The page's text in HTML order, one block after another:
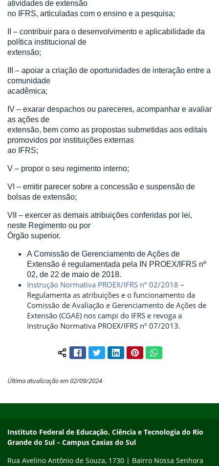
atividades de extensão
no IFRS, articuladas com o ensino e a pesquisa;
II – contribuir para o desenvolvimento e aplicabilidade da
política institucional de
extensão;
III – apoiar a criação de oportunidades de interação entre a
comunidade
acadêmica;
IV – exarar despachos ou pareceres, acompanhar e avaliar
as ações de
extensão, bem como as propostas submetidas aos editais
promovidos por instituições externas
ao IFRS;
V – propor o seu regimento interno;
VI – emitir parecer sobre a concessão e suspensão de
bolsas de extensão;
VII – exercer as demais atribuições conferidas por lei,
neste Regimento ou por
Órgão superior.
A Comissão de Gerenciamento de Ações de
Extensão é regulamentada pela IN PROEX/IFRS nº
02, de 22 de maio de 2018.
Instrução Normativa PROEX/IFRS nº 02/2018 –
Regulamenta as atribuições e o funcionamento da
Comissão de Avaliação e Gerenciamento de Ações de
Extensão (CGAE) nos campi do IFRS e revoga a
Instrução Normativa PROEX/IFRS nº 07/2013.
Compartilhar conteúdo:
FacebookTwitterLinkedInPinterestWhatsApp
Última atualização em 02/09/2024
Instituto Federal de Educação, Ciência e Tecnologia do Rio
Grande do Sul – Campus Caxias do Sul
Rua Avelino Antônio de Souza, 1730 | Bairro Nossa Senhora